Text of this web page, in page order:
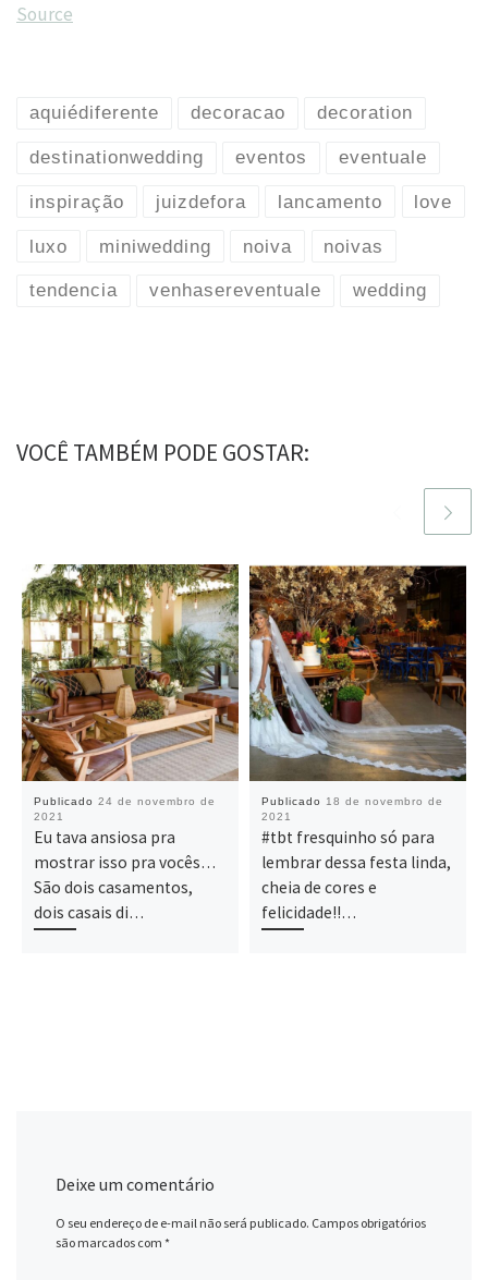
Source
aquiédiferente decoracao decoration
destinationwedding eventos eventuale
inspiração juizdefora lancamento love
luxo miniwedding noiva noivas
tendencia venhasereventuale wedding
VOCÊ TAMBÉM PODE GOSTAR:
Publicado24 de novembro de
2021
Eu tava ansiosa pra
mostrar isso pra vocês…
São dois casamentos,
dois casais di…
Publicado 18 de novembro de
2021
#tbt fresquinho só para
lembrar dessa festa linda,
cheia de cores e
felicidade!!…
Deixe um comentário
O seu endereço de e-mail não será publicado. Campos obrigatórios
são marcados com*